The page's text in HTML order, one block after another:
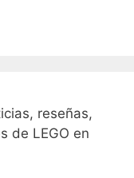
reseñas,
de LEGO en